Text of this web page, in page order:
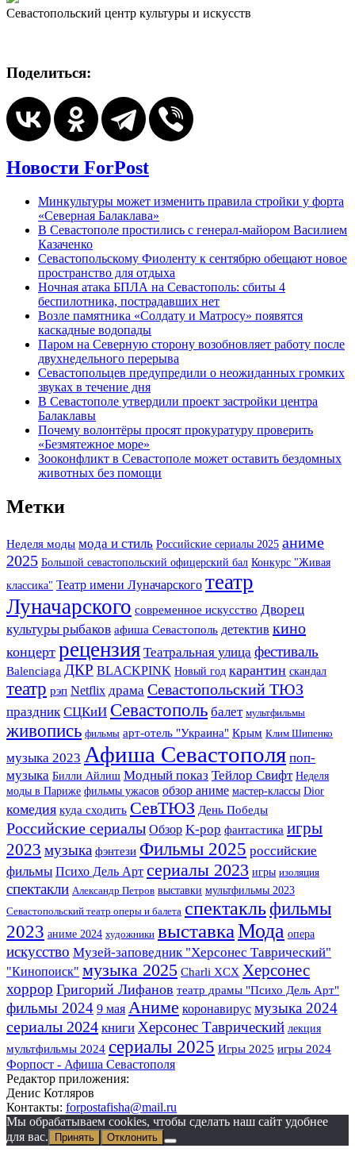
Севастопольский центр культуры и искусств
Поделиться:
Новости ForPost
Минкультуры может изменить правила стройки у форта
«Северная Балаклава»
В Севастополе простились с генерал-майором Василием
Казаченко
Севастопольскому Фиоленту к сентябрю обещают новое
пространство для отдыха
Ночная атака БПЛА на Севастополь: сбиты 4
беспилотника, пострадавших нет
Возле памятника «Солдату и Матросу» появятся
каскадные водопады
Паром на Северную сторону возобновляет работу после
двухнедельного перерыва
Севастопольцев предупредили о неожиданных громких
звуках в течение дня
В Севастополе утвердили проект застройки центра
Балаклавы
Почему волонтёры просят прокуратуру проверить
«Безмятежное море»
Зооконфликт в Севастополе может оставить бездомных
животных без помощи
Метки
Неделя моды мода и стиль Российские сериалы 2025 аниме
2025 Большой севастопольский офицерский бал Конкурс "Живая
классика" Театр имени Луначарского театр
Луначарского современное искусство Дворец
культуры рыбаков афиша Севастополь детектив кино
концерт рецензия Театральная улица фестиваль
Balenciaga ДКР BLACKPINK Новый год карантин скандал
театр рэп Netflix драма Севастопольский ТЮЗ
праздник СЦКиИ Севастополь балет мультфильмы
живопись фильмы арт-отель "Украина" Крым Клим Шипенко
музыка 2023 Афиша Севастополя поп-
музыка Билли Айлиш Модный показ Тейлор Свифт Неделя
моды в Париже фильмы ужасов обзор аниме мастер-классы Dior
комедия куда сходить СевТЮЗ День Победы
Российские сериалы Обзор K-pop фантастика игры
2023 музыка фэнтези Фильмы 2025 российские
фильмы Психо Дель Арт сериалы 2023 игры изоляция
спектакли Александр Петров выставки мультфильмы 2023
Севастопольский театр оперы и балета спектакльфильмы
2023 аниме 2024 художники выставкаМода опера
искусство Музей-заповедник "Херсонес Таврический"
"Кинопоиск" музыка 2025 Charli XCX Херсонес
хоррор Григорий Лифанов театр драмы "Психо Дель Арт"
фильмы 2024 9 мая Аниме коронавирус музыка 2024
сериалы 2024 книги Херсонес Таврический лекция
мультфильмы 2024 сериалы 2025 Игры 2025 игры 2024
Форпост - Афиша Севастополя
Редактор приложения:
Денис Котляров
Контакты: forpostafisha@mail.ru
Мы обрабатываем cookies, чтобы сделать наш сайт удобнее
для вас.
Принять Отклонить